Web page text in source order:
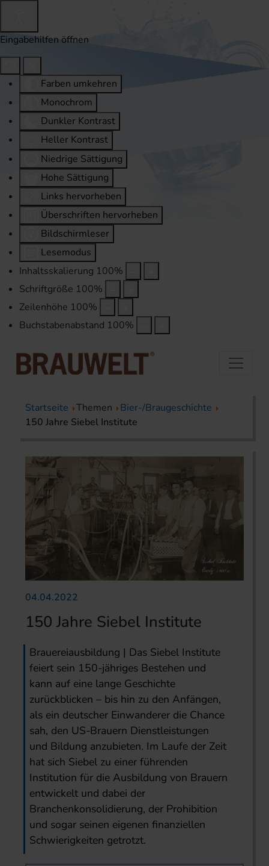
Eingabehilfen öffnen
Farben umkehren
Monochrom
Dunkler Kontrast
Heller Kontrast
Niedrige Sättigung
Hohe Sättigung
Links hervorheben
Überschriften hervorheben
Bildschirmleser
Lesemodus
Inhaltsskalierung 100%
Schriftgröße 100%
Zeilenhöhe 100%
Buchstabenabstand 100%
Startseite Themen
Bier-/Braugeschichte
150 Jahre Siebel Institute
04.04.2022
150 Jahre Siebel Institute
Brauereiausbildung | Das Siebel Institute
feiert sein 150-jähriges Bestehen und
kann auf eine lange Geschichte
zurückblicken – bis hin zu den Anfängen,
als ein deutscher Einwanderer die Chance
sah, den US-Brauern Dienstleistungen
und Bildung anzubieten. Im Laufe der Zeit
hat sich Siebel zu einer führenden
Institution für die Ausbildung von Brauern
entwickelt und dabei der
Branchenkonsolidierung, der Prohibition
und sogar seinen eigenen finanziellen
Schwierigkeiten getrotzt.